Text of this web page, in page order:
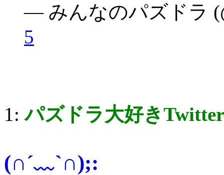
— みんなのパズドラ
5
1:パズドラ大好き
(∩´﹏`∩);: